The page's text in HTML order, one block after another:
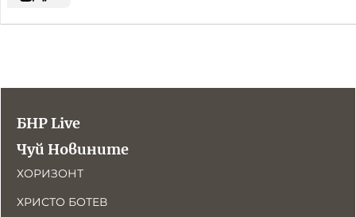
БНР Live
Чуй Новините
ХОРИЗОНТ
ХРИСТО БОТЕВ